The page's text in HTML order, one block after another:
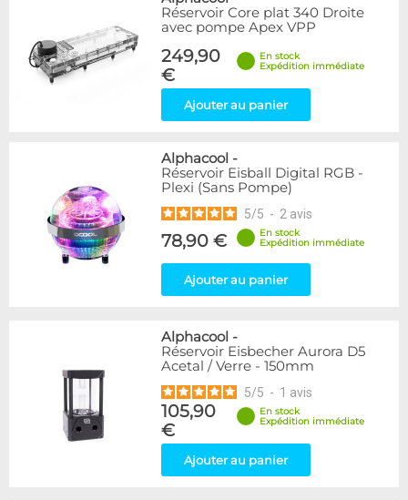
Réservoir Core plat 340 Droite
avec pompe Apex VPP
249,90
€
En stock
Expédition immédiate
Ajouter au panier
Alphacool -
Réservoir Eisball Digital RGB -
Plexi (Sans Pompe)
5/5 - 2 avis
78,90 €
En stock
Expédition immédiate
Ajouter au panier
Alphacool -
Réservoir Eisbecher Aurora D5
Acetal / Verre - 150mm
5/5 - 1 avis
105,90
€
En stock
Expédition immédiate
Ajouter au panier